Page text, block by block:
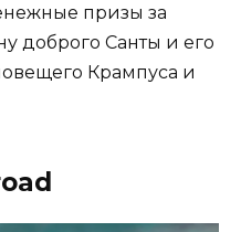
призы за
доброго Санты и его
Крампуса и